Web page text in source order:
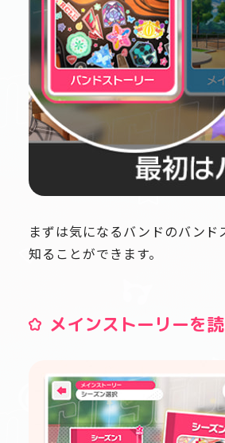
まずは気になるバンドのバン
知ることができます。
メインストーリーを